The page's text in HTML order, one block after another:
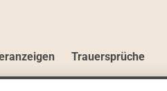
Trauersprüche